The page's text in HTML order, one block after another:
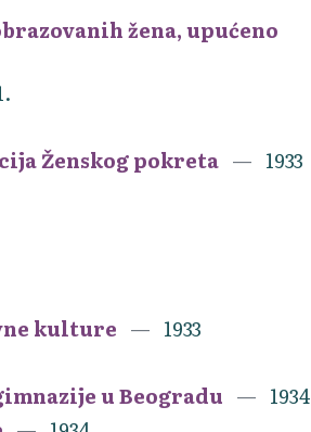
žena, upućeno
Ženskog pokreta 1933
kulture 1933
u Beogradu
1934